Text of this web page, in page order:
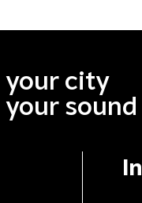
your city
your sound